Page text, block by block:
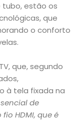
tubo, estão os
que
o conforto
que, segundo
à tela fixada na
de
HDMI, que é